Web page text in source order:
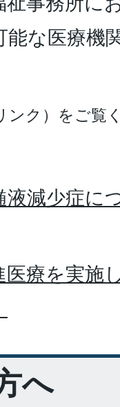
能な医療機
ンク）をご覧
液減少症に
医療を実施
へ